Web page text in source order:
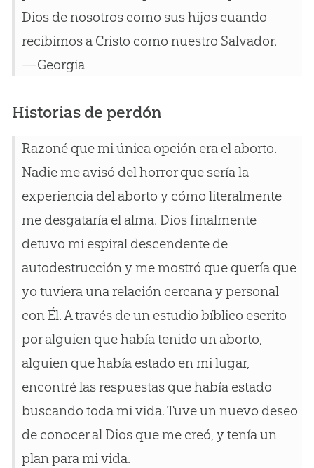
Dios de nosotros como sus hijos cuando
recibimos a Cristo como nuestro Salvador.
—Georgia
Historias de perdón
Razoné que mi única opción era el aborto.
Nadie me avisó del horror que sería la
experiencia del aborto y cómo literalmente
me desgataría el alma. Dios finalmente
detuvo mi espiral descendente de
autodestrucción y me mostró que quería que
yo tuviera una relación cercana y personal
con Él. A través de un estudio bíblico escrito
por alguien que había tenido un aborto,
alguien que había estado en mi lugar,
encontré las respuestas que había estado
buscando toda mi vida. Tuve un nuevo deseo
de conocer al Dios que me creó, y tenía un
plan para mi vida.